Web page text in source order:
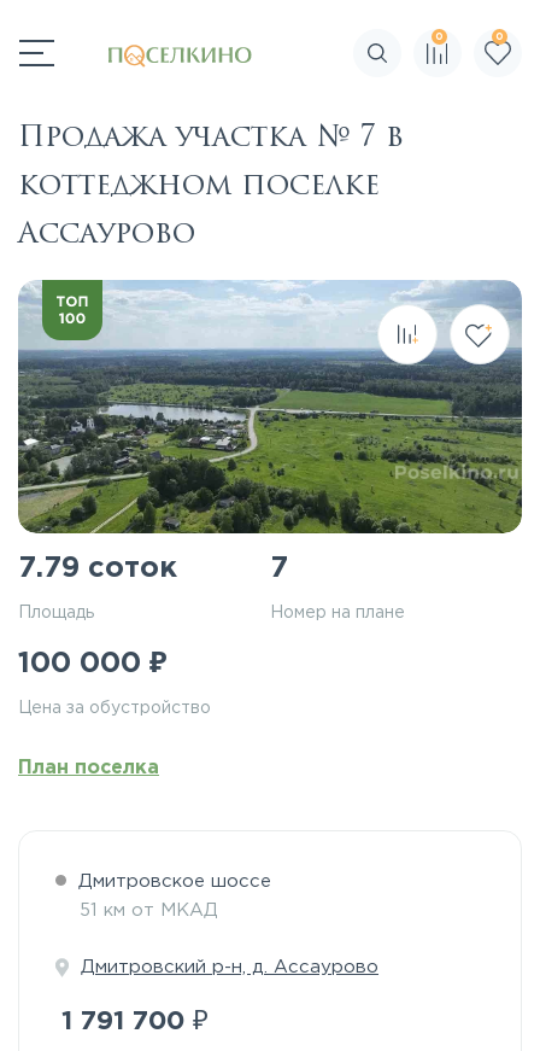
Поиск по сайту
0 0
Продажа участка № 7 в
коттеджном поселке
Ассаурово
7.79 соток
Площадь
7
Номер на плане
100 000 ₽
Цена за обустройство
План поселка
Дмитровское шоссе
51 км от МКАД
Дмитровский р-н, д. Ассаурово
1 791 700 ₽